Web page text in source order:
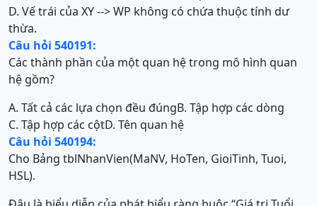
D. Vế trái của XY --> WP không có chứa thuộc tính dư
thừa.
Câu hỏi 540191:
Các thành phần của một quan hệ trong mô hình quan
hệ gồm?
A. Tất cả các lựa chọn đều đúngB. Tập hợp các dòng
C. Tập hợp các cộtD. Tên quan hệ
Câu hỏi 540194:
Cho Bảng tblNhanVien(MaNV, HoTen, GioiTinh, Tuoi,
HSL).